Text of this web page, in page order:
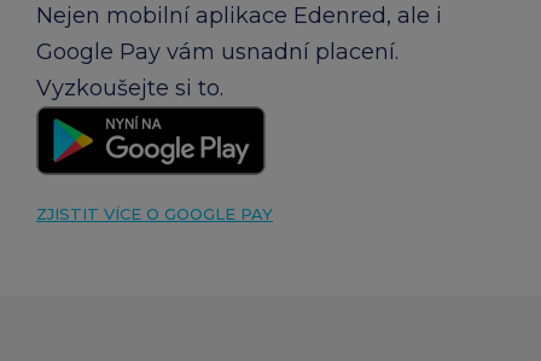
Nejen mobilní aplikace Edenred, ale i
Google Pay vám usnadní placení.
Vyzkoušejte si to.
ZJISTIT VÍCE O GOOGLE PAY